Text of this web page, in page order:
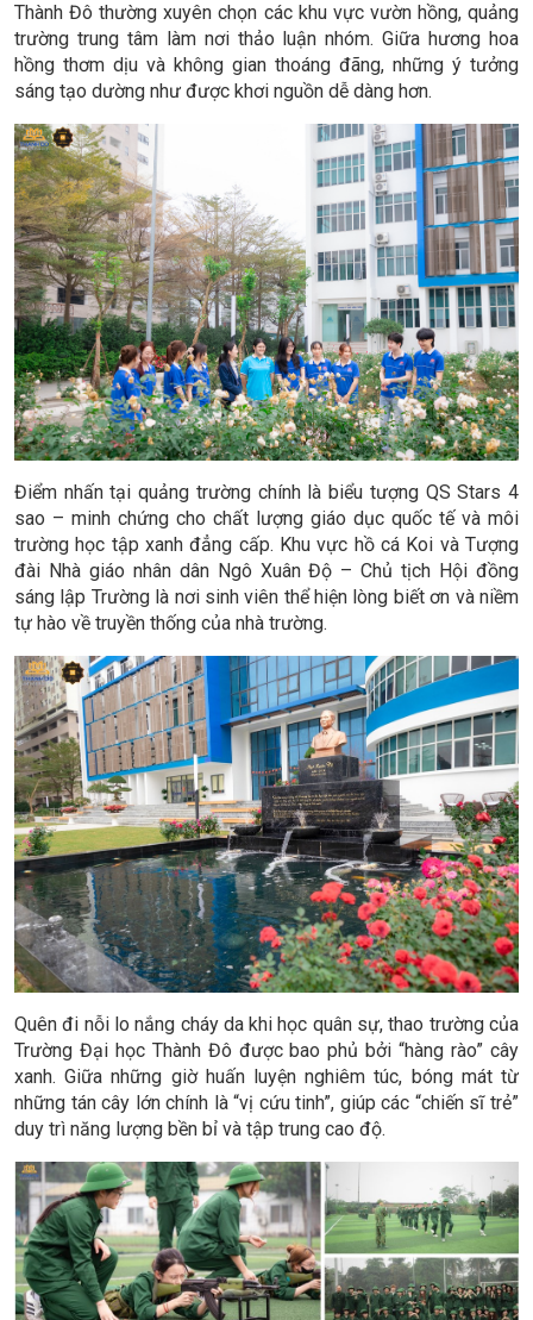
Thành Đô thường xuyên chọn các khu vực vườn hồng, quảng
trường trung tâm làm nơi thảo luận nhóm. Giữa hương hoa
hồng thơm dịu và không gian thoáng đãng, những ý tưởng
sáng tạo dường như được khơi nguồn dễ dàng hơn.
Điểm nhấn tại quảng trường chính là biểu tượng QS Stars 4
sao – minh chứng cho chất lượng giáo dục quốc tế và môi
trường học tập xanh đẳng cấp. Khu vực hồ cá Koi và Tượng
đài Nhà giáo nhân dân Ngô Xuân Độ – Chủ tịch Hội đồng
sáng lập Trường là nơi sinh viên thể hiện lòng biết ơn và niềm
tự hào về truyền thống của nhà trường.
Quên đi nỗi lo nắng cháy da khi học quân sự, thao trường của
Trường Đại học Thành Đô được bao phủ bởi “hàng rào” cây
xanh. Giữa những giờ huấn luyện nghiêm túc, bóng mát từ
những tán cây lớn chính là “vị cứu tinh”, giúp các “chiến sĩ trẻ”
duy trì năng lượng bền bỉ và tập trung cao độ.